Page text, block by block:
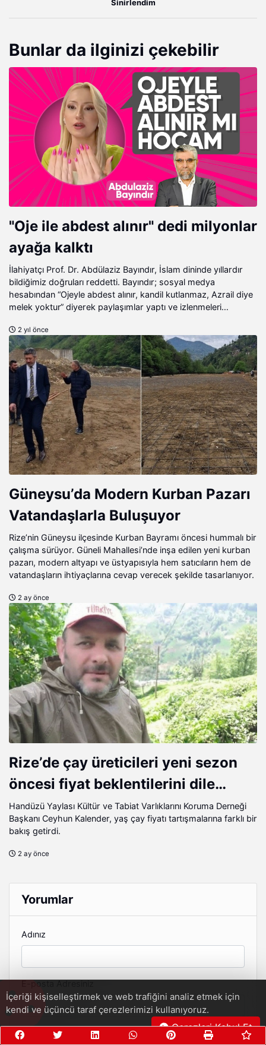
Sinirlendim
Bunlar da ilginizi çekebilir
"Oje ile abdest alınır" dedi milyonlar
ayağa kalktı
İlahiyatçı Prof. Dr. Abdülaziz Bayındır, İslam dininde yıllardır
bildiğimiz doğruları reddetti. Bayındır; sosyal medya
hesabından “Ojeyle abdest alınır, kandil kutlanmaz, Azrail diye
melek yoktur” diyerek paylaşımlar yaptı ve izlenmeleri
Bayındır’a ulaşarak sizler için soruları yeniden sordu. İşte
Bayındır’ın Ensonhaber’e verdiği özel röportaj.
2 yıl önce
Güneysu’da Modern Kurban Pazarı
Vatandaşlarla Buluşuyor
Rize’nin Güneysu ilçesinde Kurban Bayramı öncesi hummalı bir
çalışma sürüyor. Güneli Mahallesi’nde inşa edilen yeni kurban
pazarı, modern altyapı ve üstyapısıyla hem satıcıların hem de
vatandaşların ihtiyaçlarına cevap verecek şekilde tasarlanıyor.
2 ay önce
Rize’de çay üreticileri yeni sezon
öncesi fiyat beklentilerini dile
getiriyor.
Handüzü Yaylası Kültür ve Tabiat Varlıklarını Koruma Derneği
Başkanı Ceyhun Kalender, yaş çay fiyatı tartışmalarına farklı bir
bakış getirdi.
2 ay önce
Yorumlar
Adınız
E-posta Adresiniz
Yorum
İçeriği kişiselleştirmek ve web trafiğini analiz etmek için
kendi ve üçüncü taraf çerezlerimizi kullanıyoruz.
Çerezleri Kabul Et